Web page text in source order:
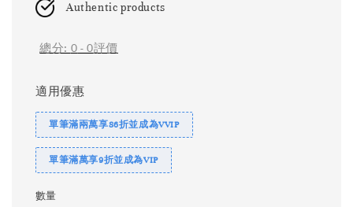
Authentic products
總分: 0 - 0評價
適用優惠
單筆滿兩萬享86折並成為VVIP
單筆滿萬享9折並成為VIP
數量